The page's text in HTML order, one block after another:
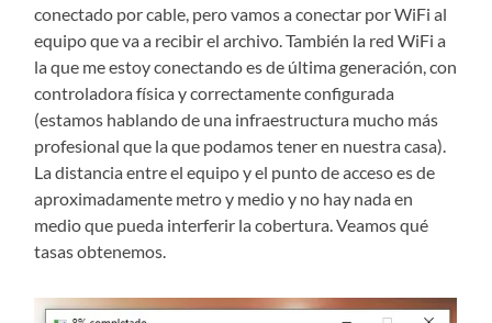
conectado por cable, pero vamos a conectar por WiFi al
equipo que va a recibir el archivo. También la red WiFi a
la que me estoy conectando es de última generación, con
controladora física y correctamente configurada
(estamos hablando de una infraestructura mucho más
profesional que la que podamos tener en nuestra casa).
La distancia entre el equipo y el punto de acceso es de
aproximadamente metro y medio y no hay nada en
medio que pueda interferir la cobertura. Veamos qué
tasas obtenemos.